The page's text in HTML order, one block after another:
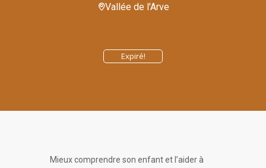
Expiré!
Vallée de l'Arve
Mieux comprendre son enfant et l’aider à